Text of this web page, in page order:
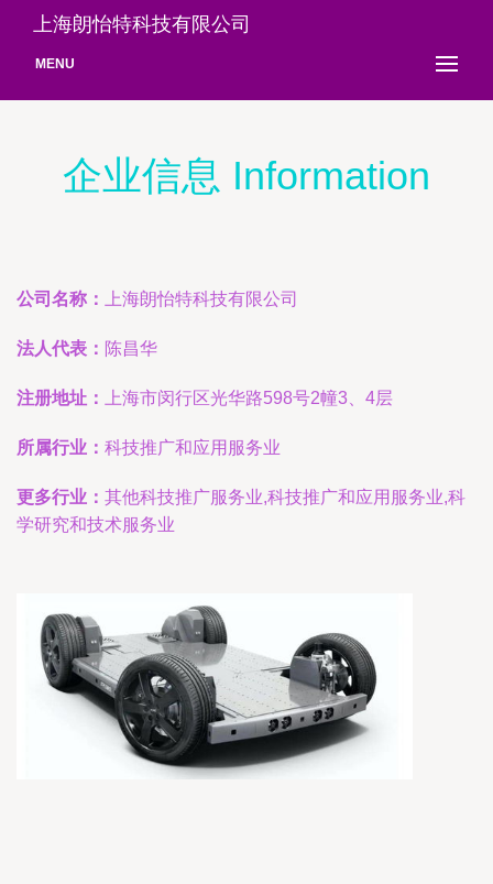
上海朗怡特科技有限公司
MENU
企业信息 Information
公司名称： 上海朗怡特科技有限公司
法人代表： 陈昌华
注册地址： 上海市闵行区光华路598号2幢3、4层
所属行业： 科技推广和应用服务业
更多行业： 其他科技推广服务业,科技推广和应用服务业,科
学研究和技术服务业